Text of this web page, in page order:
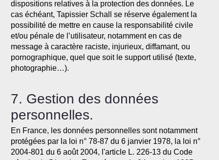
dispositions relatives à la protection des données. Le
cas échéant, Tapissier Schall se réserve également la
possibilité de mettre en cause la responsabilité civile
et/ou pénale de l’utilisateur, notamment en cas de
message à caractère raciste, injurieux, diffamant, ou
pornographique, quel que soit le support utilisé (texte,
photographie…).
7. Gestion des données
personnelles.
En France, les données personnelles sont notamment
protégées par la loi n° 78-87 du 6 janvier 1978, la loi n°
2004-801 du 6 août 2004, l'article L. 226-13 du Code